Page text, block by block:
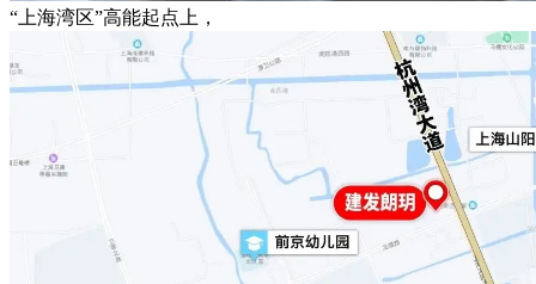
“上海湾区”高能起点上，